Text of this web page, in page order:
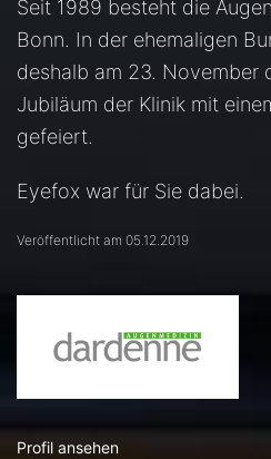
Seit 1989 besteht die
Bonn. In der ehemaligen
deshalb am 23. November
Jubiläum der Klinik mit
gefeiert.
Eyefox war für Sie dabei.
Veröffentlicht am 05.12.2019
Profil ansehen